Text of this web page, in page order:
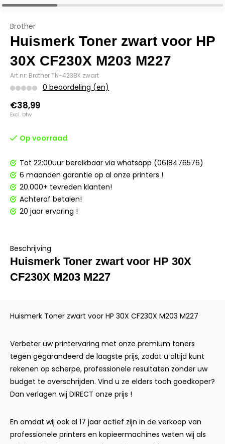
Brother
Huismerk Toner zwart voor HP
30X CF230X M203 M227
Art.nr: Brother TN-423BK zwart
0 beoordeling (en)
€38,99
Excl. btw
Op voorraad
Tot 22:00uur bereikbaar via whatsapp (0618476576)
6 maanden garantie op al onze printers !
20.000+ tevreden klanten!
Achteraf betalen!
20 jaar ervaring !
Beschrijving
Huismerk Toner zwart voor HP 30X
CF230X M203 M227
Huismerk Toner zwart voor HP 30X CF230X M203 M227
Verbeter uw printervaring met onze premium toners
tegen gegarandeerd de laagste prijs, zodat u altijd kunt
rekenen op scherpe, professionele resultaten zonder uw
budget te overschrijden. Vind u ze elders toch goedkoper?
Dan verlagen wij DIRECT onze prijs !
En omdat wij ook al 17 jaar actief zijn in de verkoop van
professionele printers en kopieermachines weten wij als